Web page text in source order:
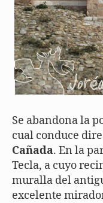
Se abandona la
cual conduce
Cañada. En la
Tecla, a cuyo
muralla del
excelente